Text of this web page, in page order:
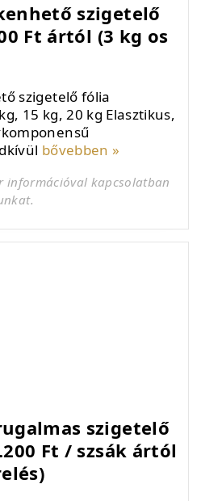
szigetelő
Ft ártól (3 kg os
szigetelő fólia
15 kg, 20 kg Elasztikus,
bővebben »
információval kapcsolatban
szigetelő
Ft / szsák ártól